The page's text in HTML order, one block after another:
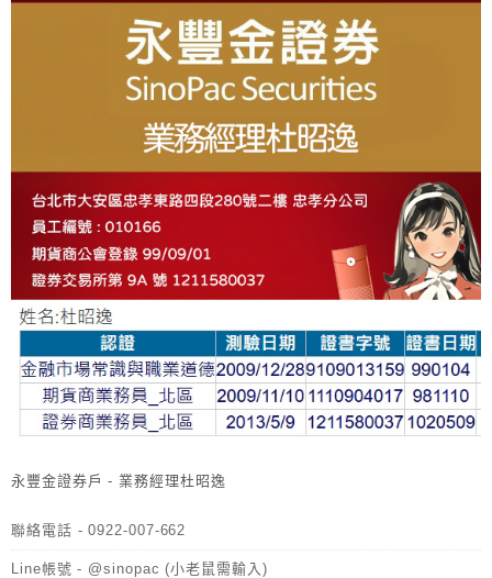
永豐金證券戶 - 業務經理杜昭逸
聯絡電話 - 0922-007-662
Line帳號 - @sinopac (小老鼠需輸入)